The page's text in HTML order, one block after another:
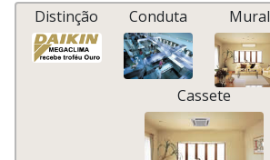
Distinção Conduta Mural
Cassete